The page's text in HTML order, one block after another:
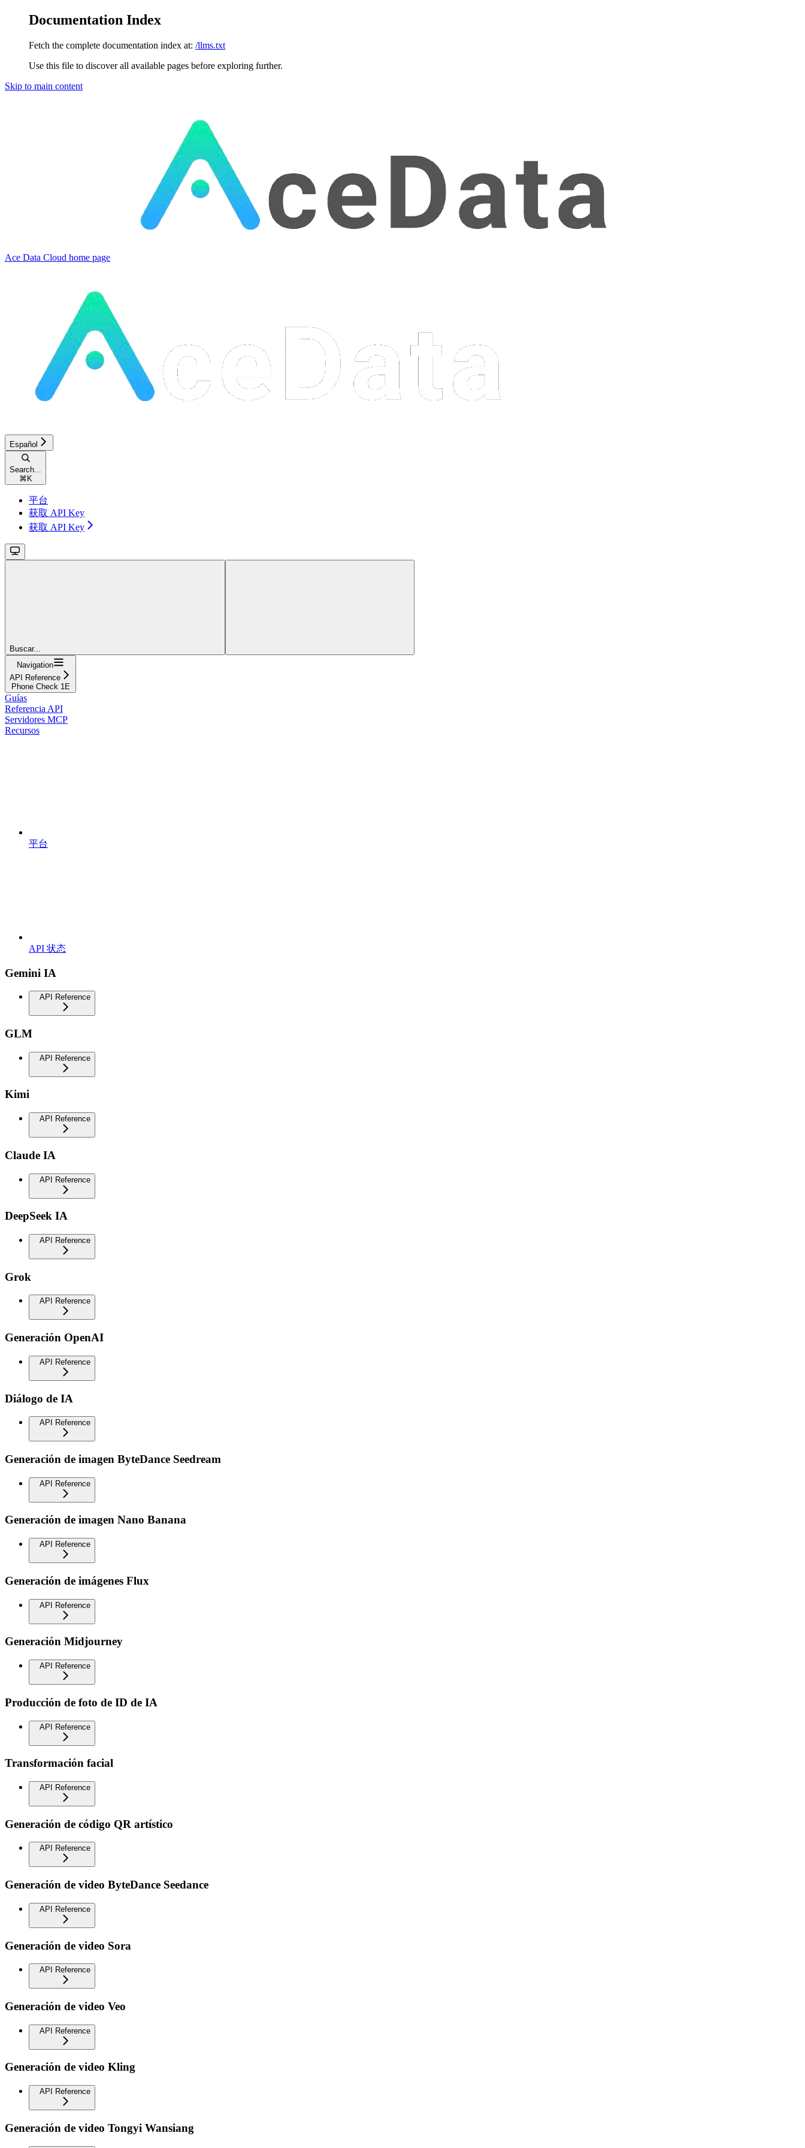
Documentation Index
Fetch the complete documentation index at: /llms.txt
Use this file to discover all available pages before exploring further.
Skip to main content
Ace Data Cloud home page
Español
Search...
⌘ K
平台
获取 API Key
获取 API Key
Buscar...
Navigation
API Reference
Phone Check 1E
Guías
Referencia API
Servidores MCP
Recursos
平台
API 状态
Gemini IA
API Reference
GLM
API Reference
Kimi
API Reference
Claude IA
API Reference
DeepSeek IA
API Reference
Grok
API Reference
Generación OpenAI
API Reference
Diálogo de IA
API Reference
Generación de imagen ByteDance Seedream
API Reference
Generación de imagen Nano Banana
API Reference
Generación de imágenes Flux
API Reference
Generación Midjourney
API Reference
Producción de foto de ID de IA
API Reference
Transformación facial
API Reference
Generación de código QR artístico
API Reference
Generación de video ByteDance Seedance
API Reference
Generación de video Sora
API Reference
Generación de video Veo
API Reference
Generación de video Kling
API Reference
Generación de video Tongyi Wansiang